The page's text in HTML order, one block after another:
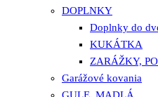
DOPLNKY
Doplnky do
KUKÁTKA
ZARÁŽKY,
Garážové kovania